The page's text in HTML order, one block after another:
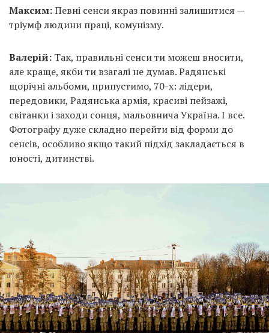
Максим:Певні сенси якраз повинні залишитися —
тріумф людини праці, комунізму.
Валерій: Так, правильні сенси ти можеш вносити,
але краще, якби ти взагалі не думав. Радянські
щорічні альбоми, припустимо, 70-х: лідери,
передовики, Радянська армія, красиві пейзажі,
світанки і заходи сонця, мальовнича Україна. І все.
Фотографу дуже складно перейти від форми до
сенсів, особливо якщо такий підхід закладається в
юності, дитинстві.